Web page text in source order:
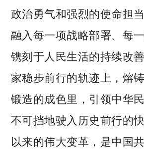
政治勇气和强烈的使命担
融入每一项战略部署、每
镌刻于人民生活的持续改
家稳步前行的轨迹上，熔
锻造的成色里，引领中华
不可挡地驶入历史前行的
以来的伟大变革，是中国